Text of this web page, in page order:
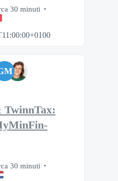
30 minuti
TwinnTax:
30 minuti